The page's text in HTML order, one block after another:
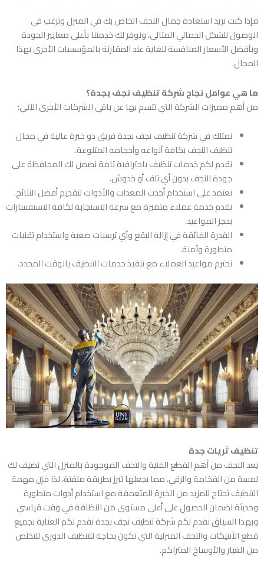
فإذا كنت تريد استعادة جمال النجف الخاص بك في المنزل وترغب في
الوصول للشكل الجمالي المثالي، ونوفر لك خدمتنا بأعلى معايير الجودة
وبأفضل الأسعار المنافسة للغاية عند المقارنة بالمؤسسات الأخرى بهذا
المجال.
ما هي عوامل نجاح شركة تنظيف نجف بجدة؟
من أهم مميزات الشركة التي تتسم بها عن باقي الشركات الأخرى الآتي:
نمتلك فيشركة تنظيف نجف بجدةفريق ذو خبرة عالية في مجال
تنظيف النجف بكافة أنواعه وأحجامه المتنوعة.
نقدم لكم خدمات تنظيف باحترافية تامة نضمن لك المحافظة على
جودة النجف بدون أي تلف أو خدوش.
نعتمد على استخدام أحدث المعدات والأدوات لتقديم أفضل النتائج.
نقدم خدمة عملاء متميزة مع سرعة الاستجابة لكافة الاستفسارات
بحجز المواعيد.
القدرة الفائقة في إزالة البقع وأي ترسبات صعبة واستخدام تقنيات
متطورة وآمنة.
نحترم مواعيد العملاء مع تنفيذ خدمات التنظيف بالوقت المحدد.
تنظيف ثريات جدة
يعد النجف من أهم القطع الفنية والتحف الموجودة بالمنزل التي تضيف لك
لمسة من الفخامة والرقي، مما يجعلها تبرز بطريقة ملفتة، لذا فإن مهمة
التنطيف تحتاج للمزيد من الخبرة المتعمقة مع استخدام أدوات متطورة
وحديثة لضمان الحصول على أعلى مستوى من النظافة في وقت قياسي
وبهذا السياق نقدم لكمشركة تنظيف نجف بجدةنقدم لكم العناية بجميع
قطع الأنتيكات والتحف المنزلية التي تكون بحاجة للتنظيف الدوري للتخلص
من الغبار والأوساخ المتراكم.